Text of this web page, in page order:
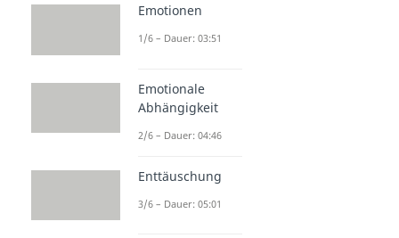
Emotionen
1/6 – Dauer: 03:51
Emotionale
Abhängigkeit
2/6 – Dauer: 04:46
Enttäuschung
3/6 – Dauer: 05:01